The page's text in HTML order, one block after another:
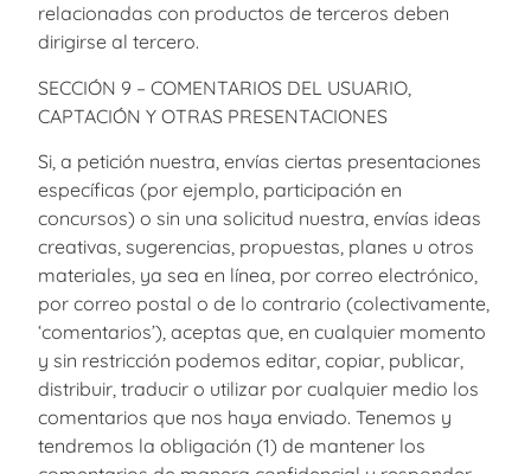
relacionadas con productos de terceros deben
dirigirse al tercero.
SECCIÓN 9 – COMENTARIOS DEL USUARIO,
CAPTACIÓN Y OTRAS PRESENTACIONES
Si, a petición nuestra, envías ciertas presentaciones
específicas (por ejemplo, participación en
concursos) o sin una solicitud nuestra, envías ideas
creativas, sugerencias, propuestas, planes u otros
materiales, ya sea en línea, por correo electrónico,
por correo postal o de lo contrario (colectivamente,
‘comentarios’), aceptas que, en cualquier momento
y sin restricción podemos editar, copiar, publicar,
distribuir, traducir o utilizar por cualquier medio los
comentarios que nos haya enviado. Tenemos y
tendremos la obligación (1) de mantener los